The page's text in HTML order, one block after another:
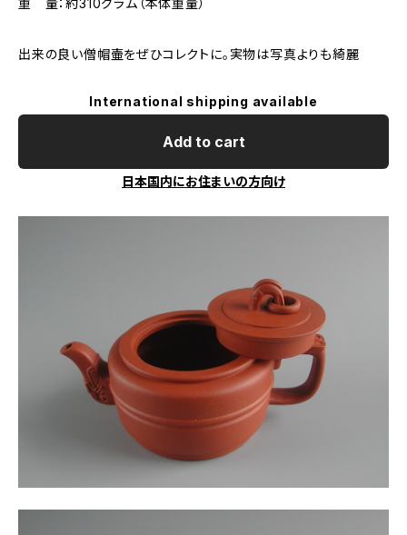
重 量：約310グラム（本体重量）
出来の良い僧帽壷をぜひコレクトに。実物は写真よりも綺麗
International shipping available
Add to cart
日本国内にお住まいの方向け